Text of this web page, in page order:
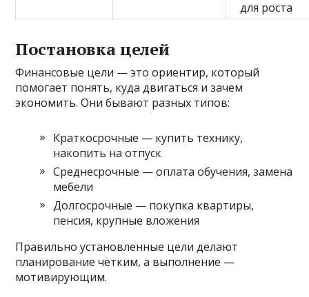
для роста
Постановка целей
Финансовые цели — это ориентир, который
помогает понять, куда двигаться и зачем
экономить. Они бывают разных типов:
Краткосрочные — купить технику,
накопить на отпуск
Среднесрочные — оплата обучения, замена
мебели
Долгосрочные — покупка квартиры,
пенсия, крупные вложения
Правильно установленные цели делают
планирование чётким, а выполнение —
мотивирующим.